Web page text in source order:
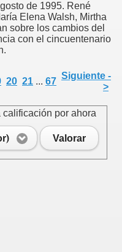
de 1995. René
Elena Walsh, Mirtha
sobre los cambios del
con el cincuentenario
20 21 ... 67
Siguiente -
>
por ahora
Valorar